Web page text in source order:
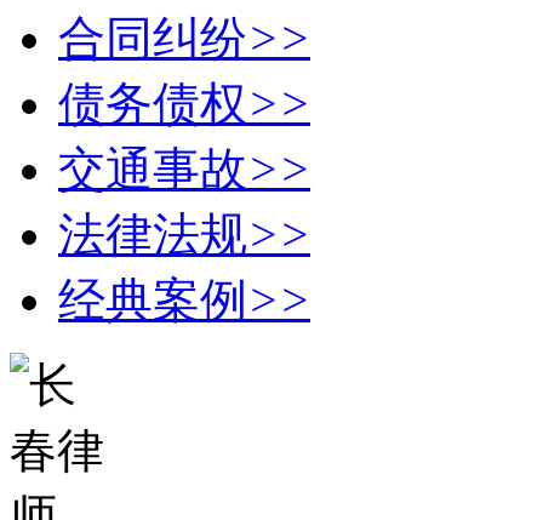
合同纠纷>>
债务债权>>
交通事故>>
法律法规>>
经典案例 >>